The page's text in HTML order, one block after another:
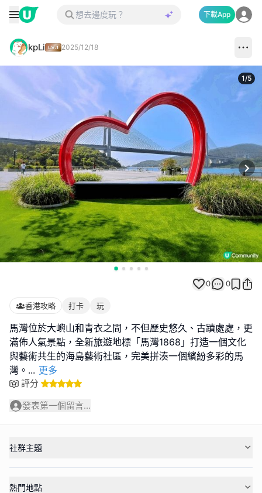
下載App
kpLi 2025/12/18
1/5
0 0
香港攻略 打卡 玩
馬灣位於大嶼山和青衣之間，不但歷史悠久、古蹟處處，更
滿佈人氣景點，全新旅遊地標「馬灣1868」打造一個文化
與藝術共生的海島藝術社區，完美拼湊一個繽紛多彩的馬
灣。 ... 更多
評分
發表第一個留言...
社群主題
熱門地點